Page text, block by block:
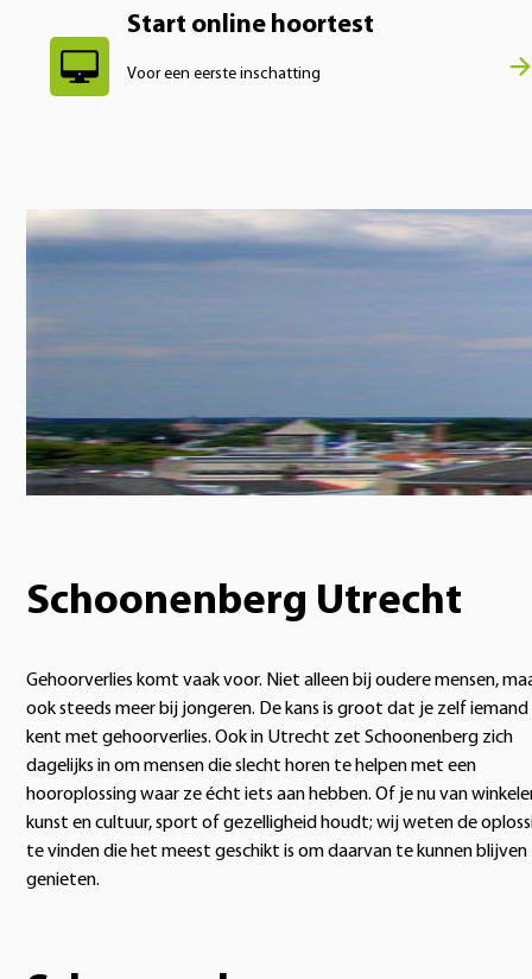
Start online hoortest
Voor een eerste inschatting
Schoonenberg Utrecht
Gehoorverlies komt vaak voor. Niet alleen bij oudere mensen,
ook steeds meer bij jongeren. De kans is groot dat je zelf iemand
kent met gehoorverlies. Ook in Utrecht zet Schoonenberg zich
dagelijks in om mensen die slecht horen te helpen met een
hooroplossing waar ze écht iets aan hebben. Of je nu van
kunst en cultuur, sport of gezelligheid houdt; wij weten de
te vinden die het meest geschikt is om daarvan te kunnen blijven
genieten.